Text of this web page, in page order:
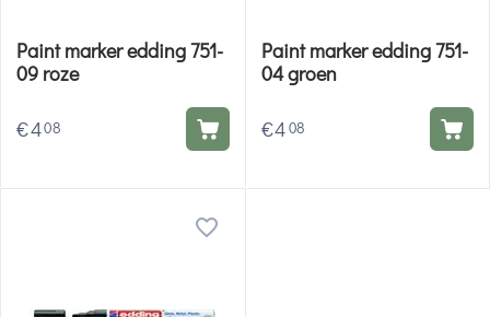
Paint marker edding 751-
09 roze
€408
Paint marker edding 751-
04 groen
€408